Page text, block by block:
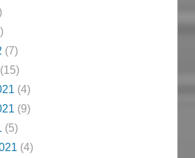
(7)
(15)
(4)
(9)
(5)
(4)